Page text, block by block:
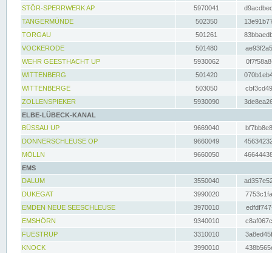
STÖR-SPERRWERK AP 5970041
TANGERMÜNDE
502350
TORGAU
501261
VOCKERODE
501480
WEHR GEESTHACHT UP
5930062
WITTENBERG
501420
WITTENBERGE
503050
ZOLLENSPIEKER
5930090
ELBE-LÜBECK-KANAL
BÜSSAU UP
9669040
DONNERSCHLEUSE OP
9660049
MÖLLN
9660050
EMS
DALUM
3550040
DUKEGAT
3990020
EMDEN NEUE SEESCHLEUSE
3970010
EMSHÖRN
9340010
FUESTRUP
3310010
KNOCK
3990010